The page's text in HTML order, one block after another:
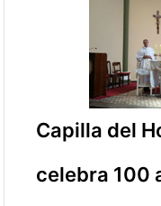
Capilla del
celebra 100